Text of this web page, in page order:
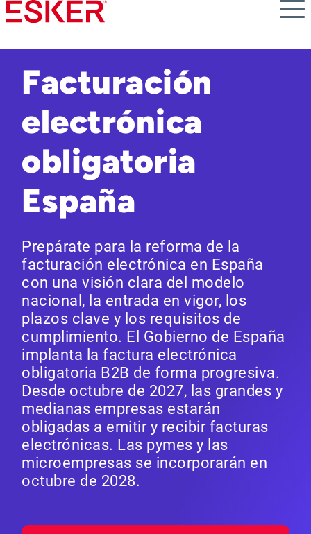
Skip
to
content
Facturación
electrónica
obligatoria
España
Prepárate para la reforma de la
facturación electrónica en España
con una visión clara del modelo
nacional, la entrada en vigor, los
plazos clave y los requisitos de
cumplimiento. El Gobierno de España
implanta la factura electrónica
obligatoria B2B de forma progresiva.
Desde octubre de 2027, las grandes y
medianas empresas estarán
obligadas a emitir y recibir facturas
electrónicas. Las pymes y las
microempresas se incorporarán en
octubre de 2028.